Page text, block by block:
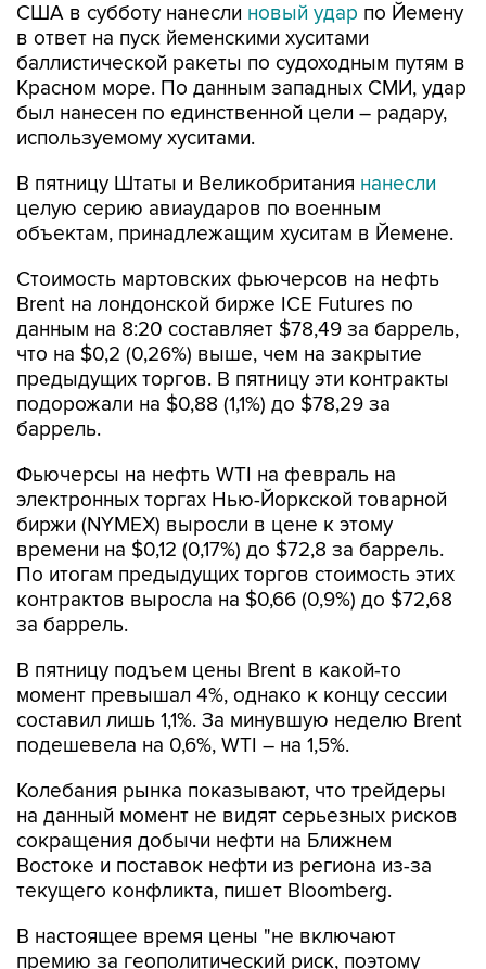
США в субботу нанесли новый удар по Йемену
в ответ на пуск йеменскими хуситами
баллистической ракеты по судоходным путям в
Красном море. По данным западных СМИ, удар
был нанесен по единственной цели – радару,
используемому хуситами.
В пятницу Штаты и Великобритания нанесли
целую серию авиаударов по военным
объектам, принадлежащим хуситам в Йемене.
Стоимость мартовских фьючерсов на нефть
Brent на лондонской бирже ICE Futures по
данным на 8:20 составляет $78,49 за баррель,
что на $0,2 (0,26%) выше, чем на закрытие
предыдущих торгов. В пятницу эти контракты
подорожали на $0,88 (1,1%) до $78,29 за
баррель.
Фьючерсы на нефть WTI на февраль на
электронных торгах Нью-Йоркской товарной
биржи (NYMEX) выросли в цене к этому
времени на $0,12 (0,17%) до $72,8 за баррель.
По итогам предыдущих торгов стоимость этих
контрактов выросла на $0,66 (0,9%) до $72,68
за баррель.
В пятницу подъем цены Brent в какой-то
момент превышал 4%, однако к концу сессии
составил лишь 1,1%. За минувшую неделю Brent
подешевела на 0,6%, WTI – на 1,5%.
Колебания рынка показывают, что трейдеры
на данный момент не видят серьезных рисков
сокращения добычи нефти на Ближнем
Востоке и поставок нефти из региона из-за
текущего конфликта, пишет Bloomberg.
В настоящее время цены "не включают
премию за геополитический риск, поэтому